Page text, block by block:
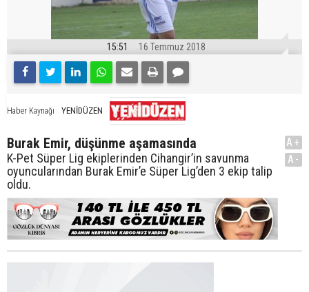
15:51 16 Temmuz 2018
Haber Kaynağı YENİDÜZEN
Burak Emir, düşünme aşamasında
K-Pet Süper Lig ekiplerinden Cihangir’in savunma
oyuncularından Burak Emir’e Süper Lig’den 3 ekip talip
oldu.
A+
A-